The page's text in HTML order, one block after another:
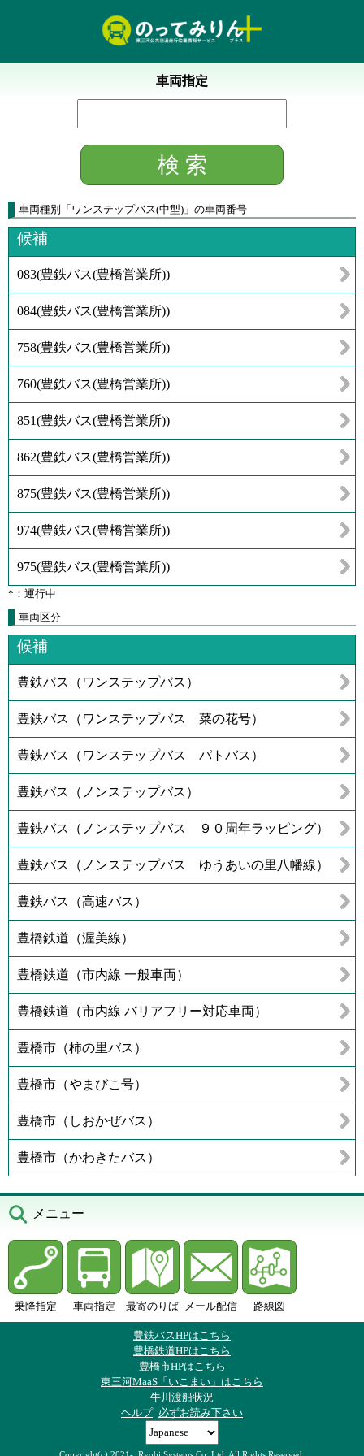
車両指定
車両種別 「 ワンステップバス(中型) 」 の車両番号
候補
083(豊鉄バス(豊橋営業所))
084(豊鉄バス(豊橋営業所))
758(豊鉄バス(豊橋営業所))
760(豊鉄バス(豊橋営業所))
851(豊鉄バス(豊橋営業所))
862(豊鉄バス(豊橋営業所))
875(豊鉄バス(豊橋営業所))
974(豊鉄バス(豊橋営業所))
975(豊鉄バス(豊橋営業所))
*：運行中
車両区分
候補
豊鉄バス（ワンステップバス）
豊鉄バス（ワンステップバス 菜の花号）
豊鉄バス（ワンステップバス パトバス）
豊鉄バス（ノンステップバス）
豊鉄バス（ノンステップバス ９０周年ラッピング）
豊鉄バス（ノンステップバス ゆうあいの里八幡線）
豊鉄バス（高速バス）
豊橋鉄道（渥美線）
豊橋鉄道（市内線 一般車両）
豊橋鉄道（市内線 バリアフリー対応車両）
豊橋市（柿の里バス）
豊橋市（やまびこ号）
豊橋市（しおかぜバス）
豊橋市（かわきたバス）
メニュー
乗降指定 車両指定 最寄のりば メール配信 路線図
豊鉄バスHPはこちら
豊橋鉄道HPはこちら
豊橋市HPはこちら
東三河MaaS「いこまい」はこちら
牛川渡船状況
ヘルプ 必ずお読み下さい